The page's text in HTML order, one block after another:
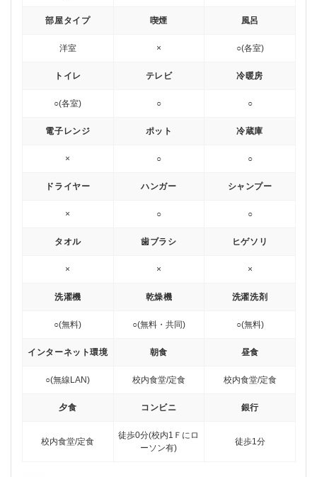
部屋タイプ
洋室
喫煙
×
風呂
○(各室)
トイレ
○(各室)
テレビ
○
冷暖房
○
電子レンジ
×
ポット
○
冷蔵庫
○
ドライヤー
×
ハンガー
○
シャンプー
○
タオル
×
歯ブラシ
×
ヒゲソリ
×
洗濯機
○(無料)
乾燥機
○(無料・共同)
洗濯洗剤
○(無料)
インターネット環境
○(無線LAN)
朝食
校内食堂/定食
昼食
校内食堂/定食
夕食
校内食堂/定食
コンビニ
徒歩0分(校内1Ｆにロ
ーソン有)
銀行
徒歩1分